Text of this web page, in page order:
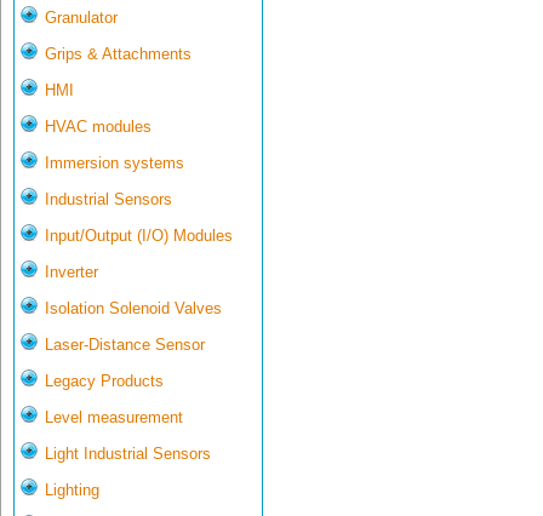
Granulator
Grips & Attachments
HMI
HVAC modules
Immersion systems
Industrial Sensors
Input/Output (I/O) Modules
Inverter
Isolation Solenoid Valves
Laser-Distance Sensor
Legacy Products
Level measurement
Light Industrial Sensors
Lighting